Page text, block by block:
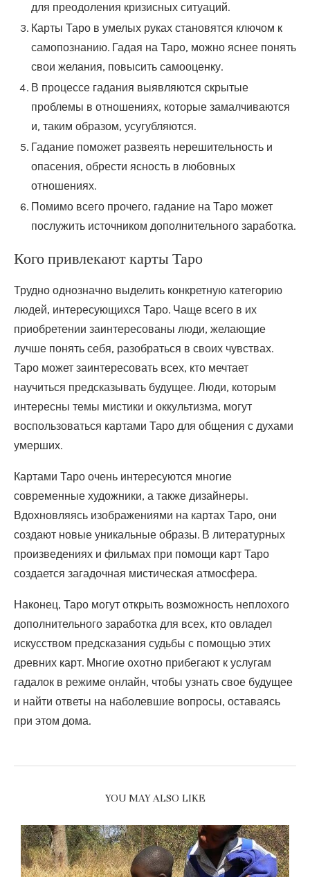
для преодоления кризисных ситуаций.
Карты Таро в умелых руках становятся ключом к
самопознанию. Гадая на Таро, можно яснее понять
свои желания, повысить самооценку.
В процессе гадания выявляются скрытые
проблемы в отношениях, которые замалчиваются
и, таким образом, усугубляются.
Гадание поможет развеять нерешительность и
опасения, обрести ясность в любовных
отношениях.
Помимо всего прочего, гадание на Таро может
послужить источником дополнительного заработка.
Кого привлекают карты Таро
Трудно однозначно выделить конкретную категорию
людей, интересующихся Таро. Чаще всего в их
приобретении заинтересованы люди, желающие
лучше понять себя, разобраться в своих чувствах.
Таро может заинтересовать всех, кто мечтает
научиться предсказывать будущее. Люди, которым
интересны темы мистики и оккультизма, могут
воспользоваться картами Таро для общения с духами
умерших.
Картами Таро очень интересуются многие
современные художники, а также дизайнеры.
Вдохновляясь изображениями на картах Таро, они
создают новые уникальные образы. В литературных
произведениях и фильмах при помощи карт Таро
создается загадочная мистическая атмосфера.
Наконец, Таро могут открыть возможность неплохого
дополнительного заработка для всех, кто овладел
искусством предсказания судьбы с помощью этих
древних карт. Многие охотно прибегают к услугам
гадалок в режиме онлайн, чтобы узнать свое будущее
и найти ответы на наболевшие вопросы, оставаясь
при этом дома.
YOU MAY ALSO LIKE